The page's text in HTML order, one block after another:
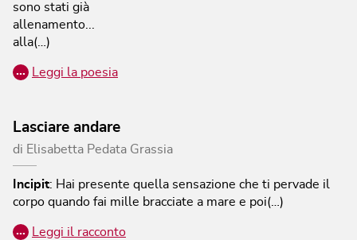
sono stati già
allenamento...
alla(…)
… Leggi la poesia
Lasciare andare
di Elisabetta Pedata Grassia
Incipit: Hai presente quella sensazione che ti pervade il
corpo quando fai mille bracciate a mare e poi(…)
… Leggi il racconto